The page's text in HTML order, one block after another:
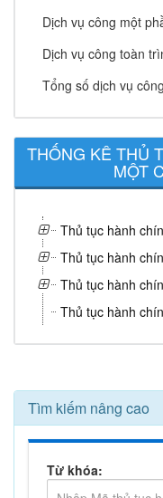
Dịch vụ công một
Dịch vụ công toàn
Tổng số dịch vụ
THỐNG KÊ THỦ
MỘT
Thủ tục hành
Thủ tục hành
Thủ tục hành
Thủ tục hành
Tìm kiếm nâng cao
Từ khóa: